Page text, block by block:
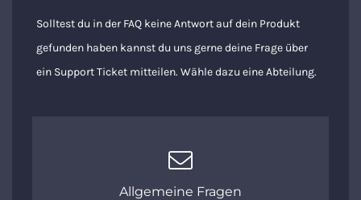
Solltest du in der FAQ keine Antwort auf dein Produkt
gefunden haben kannst du uns gerne deine Frage über
ein Support Ticket mitteilen. Wähle dazu eine Abteilung.
Allgemeine Fragen